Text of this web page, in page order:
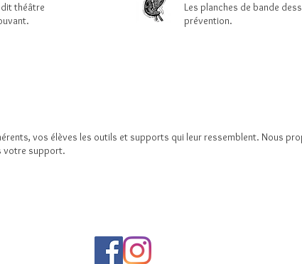
théâtre
Les planches de bande
prévention.
vos élèves les outils et supports qui leur ressemblent. Nous
votre support.